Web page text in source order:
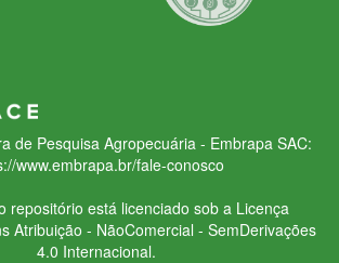
de Pesquisa Agropecuária - Embrapa SAC:
www.embrapa.br/fale-conosco
repositório está licenciado sob a Licença
Atribuição - NãoComercial - SemDerivações
4.0 Internacional.